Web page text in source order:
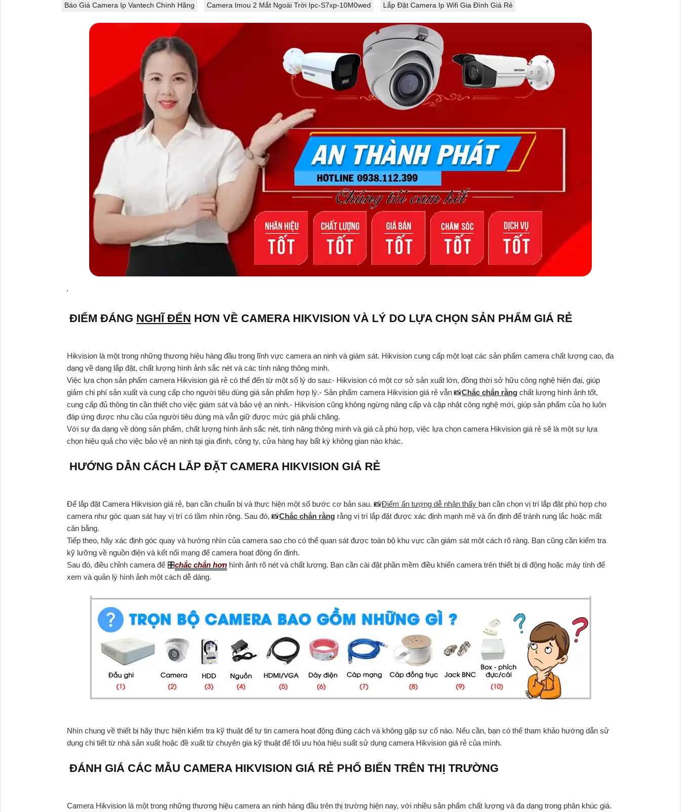
Báo Giá Camera Ip Vantech Chính Hãng
Camera Imou 2 Mắt Ngoài Trời Ipc-S7xp-10M0wed Lắp Đặt Camera Ip Wifi Gia Đình Giá Rẻ
'
ĐIỂM ĐÁNG NGHĨ ĐẾN HƠN VỀ CAMERA HIKVISION VÀ LÝ DO LỰA CHỌN SẢN PHẨM GIÁ RẺ
Hikvision là một trong những thương hiệu hàng đầu trong lĩnh vực camera an ninh và giám sát. Hikvision cung cấp một loạt các sản phẩm camera chất lượng cao, đa
dạng về dạng lắp đặt, chất lượng hình ảnh sắc nét và các tính năng thông minh.
Việc lựa chọn sản phẩm camera Hikvision giá rẻ có thể đến từ một số lý do sau:- Hikvision có một cơ sở sản xuất lớn, đồng thời sở hữu công nghệ hiện đại, giúp
giảm chi phí sản xuất và cung cấp cho người tiêu dùng giá sản phẩm hợp lý.- Sản phẩm camera Hikvision giá rẻ vẫn 📸Chắc chắn rằng chất lượng hình ảnh tốt,
cung cấp đủ thông tin cần thiết cho việc giám sát và bảo vệ an ninh.- Hikvision cũng không ngừng nâng cấp và cập nhật công nghệ mới, giúp sản phẩm của họ luôn
đáp ứng được nhu cầu của người tiêu dùng mà vẫn giữ được mức giá phải chăng.
Với sự đa dạng về dòng sản phẩm, chất lượng hình ảnh sắc nét, tính năng thông minh và giá cả phù hợp, việc lựa chọn camera Hikvision giá rẻ sẽ là một sự lựa
chọn hiệu quả cho việc bảo vệ an ninh tại gia đình, công ty, cửa hàng hay bất kỳ không gian nào khác.
HƯỚNG DẪN CÁCH LẮP ĐẶT CAMERA HIKVISION GIÁ RẺ
Để lắp đặt Camera Hikvision giá rẻ, bạn cần chuẩn bị và thực hiện một số bước cơ bản sau. 📸Điểm ấn tượng dễ nhận thấy bạn cần chọn vị trí lắp đặt phù hợp cho
camera như góc quan sát hay vị trí có tầm nhìn rộng. Sau đó, 📸Chắc chắn rằng rằng vị trí lắp đặt được xác định mạnh mẽ và ổn định để tránh rung lắc hoặc mất
cân bằng.
Tiếp theo, hãy xác định góc quay và hướng nhìn của camera sao cho có thể quan sát được toàn bộ khu vực cần giám sát một cách rõ ràng. Bạn cũng cần kiểm tra
kỹ lưỡng về nguồn điện và kết nối mạng để camera hoạt động ổn định.
Sau đó, điều chỉnh camera để 🎛chắc chắn hơn hình ảnh rõ nét và chất lượng. Bạn cần cài đặt phần mềm điều khiển camera trên thiết bị di động hoặc máy tính để
xem và quản lý hình ảnh một cách dễ dàng.
Nhìn chung về thiết bị hãy thực hiện kiểm tra kỹ thuật để tự tin camera hoạt động đúng cách và không gặp sự cố nào. Nếu cần, bạn có thể tham khảo hướng dẫn sử
dụng chi tiết từ nhà sản xuất hoặc đề xuất từ chuyên gia kỹ thuật để tối ưu hóa hiệu suất sử dụng camera Hikvision giá rẻ của mình.
ĐÁNH GIÁ CÁC MẪU CAMERA HIKVISION GIÁ RẺ PHỔ BIẾN TRÊN THỊ TRƯỜNG
Camera Hikvision là một trong những thương hiệu camera an ninh hàng đầu trên thị trường hiện nay, với nhiều sản phẩm chất lượng và đa dạng trong phân khúc giá.